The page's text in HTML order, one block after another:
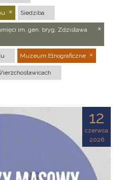
Siedziba
im. gen. bryg. Zdzisława
Muzeum Etnograficzne
12
czerwca
2026